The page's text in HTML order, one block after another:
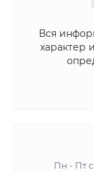
Вся
характер
Пн - Пт